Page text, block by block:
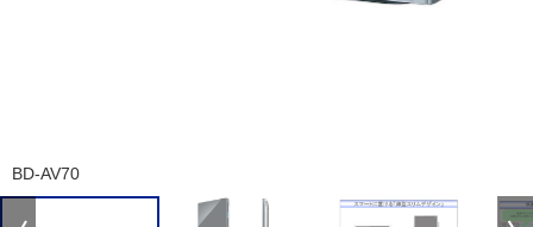
BD-AV70